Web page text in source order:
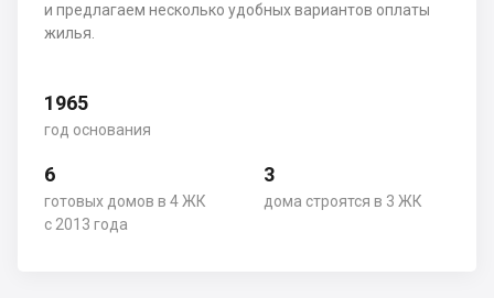
и предлагаем несколько удобных вариантов оплаты
жилья.
1965
год основания
6
готовых домов в 4 ЖК
с 2013 года
3
дома строятся в 3 ЖК